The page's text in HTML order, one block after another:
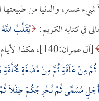
عسير، والدنيا من طبيعتها
في كتابه الكريم: يُقَلِّبُ
[آل عمران:140]، هكذا الأيام دائماً في التقلب، ويقول:
مِنْ عَلَقَةٍ ثُمَّ مِنْ مُضْغَةٍ مُخَلَّقَةٍ
أَجَلٍ مُسَمًّى ثُمَّ نُخْرِجُكُمْ طِفْلًا